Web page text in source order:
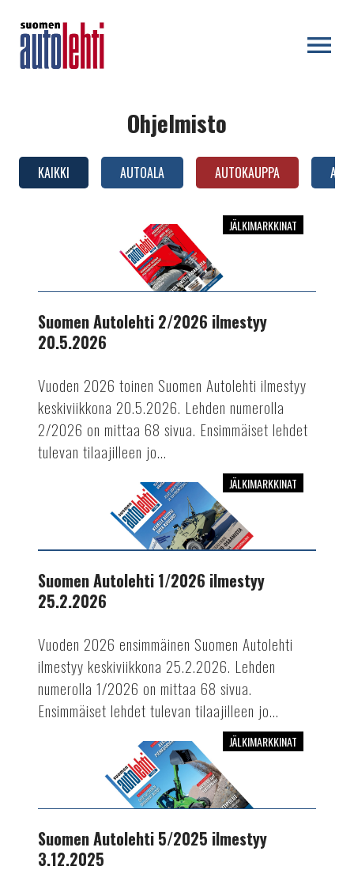
Ohjelmisto
KAIKKI AUTOALA AUTOKAUPPA
ilmestyy
JÄLKIMARKKINAT
Suomen Autolehti 2/2026 ilmestyy
20.5.2026
Vuoden 2026 toinen Suomen Autolehti ilmestyy
keskiviikkona 20.5.2026. Lehden numerolla
2/2026 on mittaa 68 sivua. Ensimmäiset lehdet
tulevan tilaajilleen jo...
ilmestyy
JÄLKIMARKKINAT
Suomen Autolehti 1/2026 ilmestyy
25.2.2026
Vuoden 2026 ensimmäinen Suomen Autolehti
ilmestyy keskiviikkona 25.2.2026. Lehden
numerolla 1/2026 on mittaa 68 sivua.
Ensimmäiset lehdet tulevan tilaajilleen jo...
ilmestyy
JÄLKIMARKKINAT
Suomen Autolehti 5/2025 ilmestyy
3.12.2025